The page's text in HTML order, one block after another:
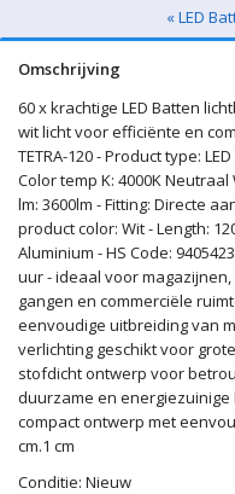
« LED
Omschrijving
60 x krachtige LED Batten
wit licht voor efficiënte en
TETRA-120 - Product type:
Color temp K: 4000K Neutraal
lm: 3600lm - Fitting: Directe
product color: Wit - Length:
Aluminium - HS Code:
uur - ideaal voor
gangen en commerciële
eenvoudige uitbreiding van
verlichting geschikt voor
stofdicht ontwerp voor
duurzame en energiezuinige
compact ontwerp met
cm.1 cm
Conditie: Nieuw